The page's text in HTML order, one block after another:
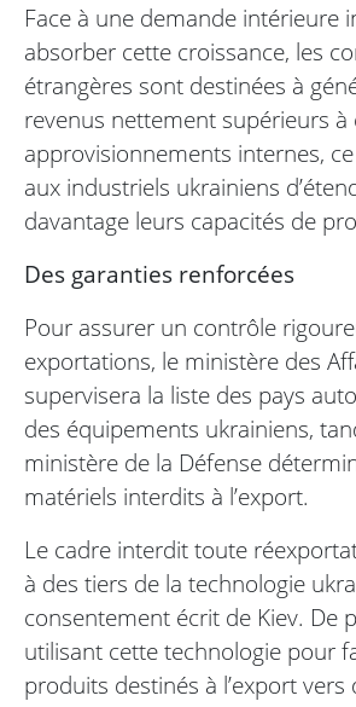
Face à une demande intérieure
absorber cette croissance, les
étrangères sont destinées à
revenus nettement supérieurs à
approvisionnements internes,
aux industriels ukrainiens
davantage leurs capacités de
Des garanties renforcées
Pour assurer un contrôle
exportations, le ministère des
supervisera la liste des pays
des équipements ukrainiens,
ministère de la Défense
matériels interdits à l’export.
Le cadre interdit toute
à des tiers de la technologie
consentement écrit de Kiev. De
utilisant cette technologie pour
produits destinés à l’export vers